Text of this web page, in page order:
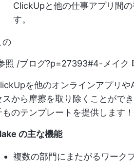
ClickUpと他の仕事アプリ間
す。
の
照 /ブログ?p=27393#4-メイク
を他のオンラインアプリ
スから摩擦を取り除くことがで
ものテンプレートを提供します
の主な機能
複数の部門にまたがるワーク